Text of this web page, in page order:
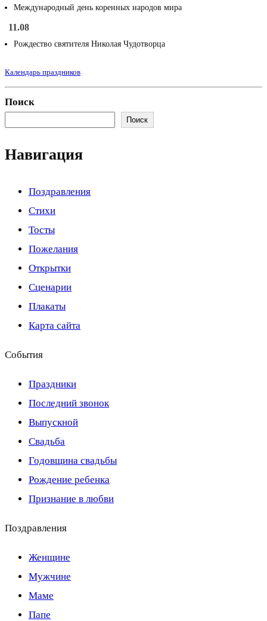
Международный день коренных народов мира
11.08
Рождество святителя Николая Чудотворца
Календарь праздников
Поиск
Поиск
Навигация
Поздравления
Стихи
Тосты
Пожелания
Открытки
Сценарии
Плакаты
Карта сайта
События
Праздники
Последний звонок
Выпускной
Свадьба
Годовщина свадьбы
Рождение ребенка
Признание в любви
Поздравления
Женщине
Мужчине
Маме
Папе